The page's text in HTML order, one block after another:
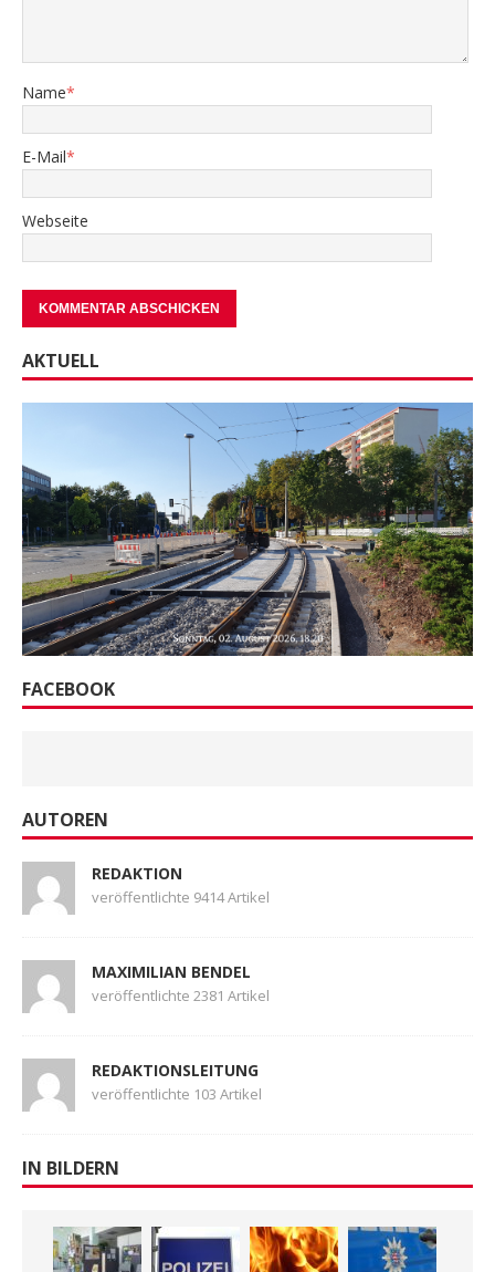
Name*
E-Mail*
Webseite
AKTUELL
FACEBOOK
AUTOREN
REDAKTION
veröffentlichte 9414 Artikel
MAXIMILIAN BENDEL
veröffentlichte 2381 Artikel
REDAKTIONSLEITUNG
veröffentlichte 103 Artikel
IN BILDERN